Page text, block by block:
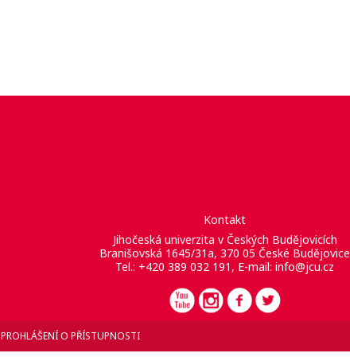
Kontakt
Jihočeská univerzita v Českých Budějovicích
Branišovská 1645/31a, 370 05 České Budějovice
Tel.: +420 389 032 191, E-mail: info@jcu.cz
PROHLÁŠENÍ O PŘÍSTUPNOSTI